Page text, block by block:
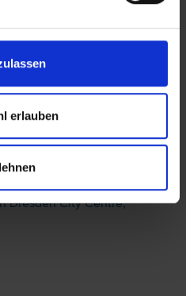
erlauben
& Umgebung:
Dresden City Centre,